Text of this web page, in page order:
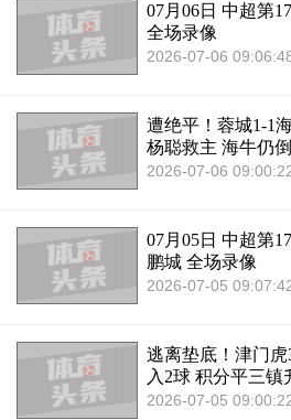
07月06日 中超第
全场录像
2026-07-06
遭绝平！蓉城1-1
杨聪救主 海牛仍
2026-07-06
07月05日 中超第
鹏城 全场录像
2026-07-05
逃离垫底！津门
入2球 积分平三镇
2026-07-05